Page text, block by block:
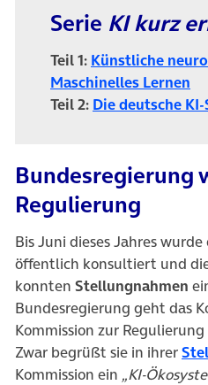
Serie KI kurz
Teil 1: Künstliche
Maschinelles Lernen
Teil 2: Die deutsche
Bundesregierung
Regulierung
Bis Juni dieses Jahres
öffentlich konsultiert und
konnten Stellungnahmen
Bundesregierung geht das
Kommission zur
Zwar begrüßt sie in ihrer
Kommission ein „KI-